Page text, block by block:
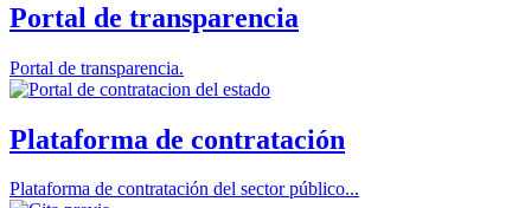
Portal de transparencia
Portal de transparencia.
Plataforma de contratación
Plataforma de contratación del sector público...